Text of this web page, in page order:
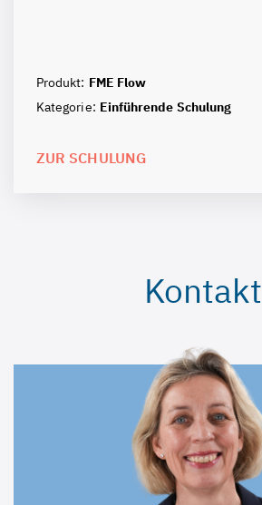
Produkt: FME Flow
Kategorie: Einführende Schulung
ZUR SCHULUNG
Kontakt